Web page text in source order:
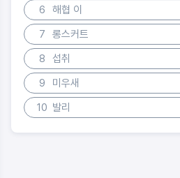
6
해협 이
7
롱스커트
8
섭취
9
미우새
10 발리